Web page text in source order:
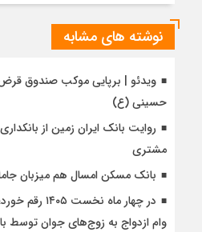
بانک
صادرات
نوشته های مشابه
ویدئو | برپایی موکب صندوق
حسینی (ع)
روایت بانک ایران زمین از
مشتری
بانک مسکن امسال هم میزبان
وام ازدواج به زوج‌های جوان توسط